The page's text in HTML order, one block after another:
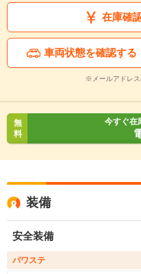
在庫確
車両状態を確認する
※メールアドレス
無
料
今すぐ在
装備
安全装備
パワステ